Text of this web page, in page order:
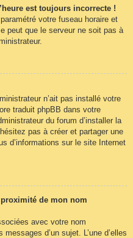
est toujours incorrecte !
votre fuseau horaire et
peut que le serveur ne soit pas à
n’ait pas installé votre
traduit phpBB dans votre
du forum d’installer la
pas à créer et partager une
d’informations sur le site Internet
de mon nom
avec votre nom
d’un sujet. L’une d’elles